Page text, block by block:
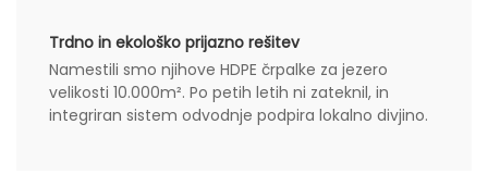
Trdno in ekološko prijazno rešitev
Namestili smo njihove HDPE črpalke za jezero
velikosti 10.000m². Po petih letih ni zateknil, in
integriran sistem odvodnje podpira lokalno divjino.